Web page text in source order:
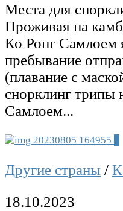
Места для
Проживая на
Ко Ронг Самлоем
пребывание
(плавание с
снорклинг трипы
Самлоем...
Другие страны /
18.10.2023